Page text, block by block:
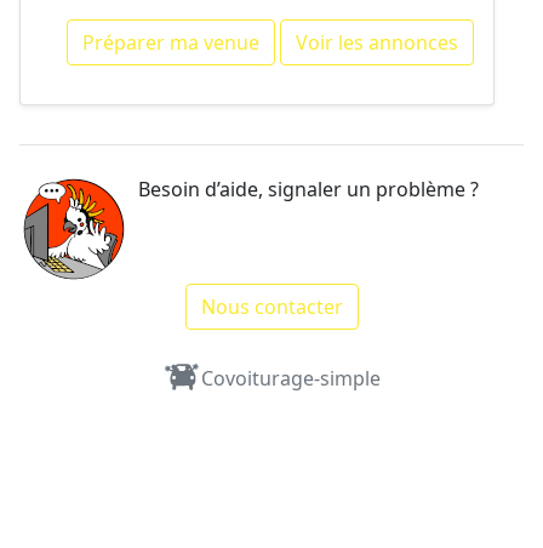
Préparer ma venue Voir les annonces
Besoin d’aide, signaler un problème ?
Nous contacter
Covoiturage-simple